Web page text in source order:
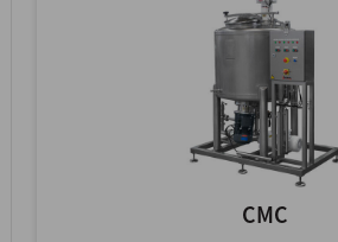
CMC